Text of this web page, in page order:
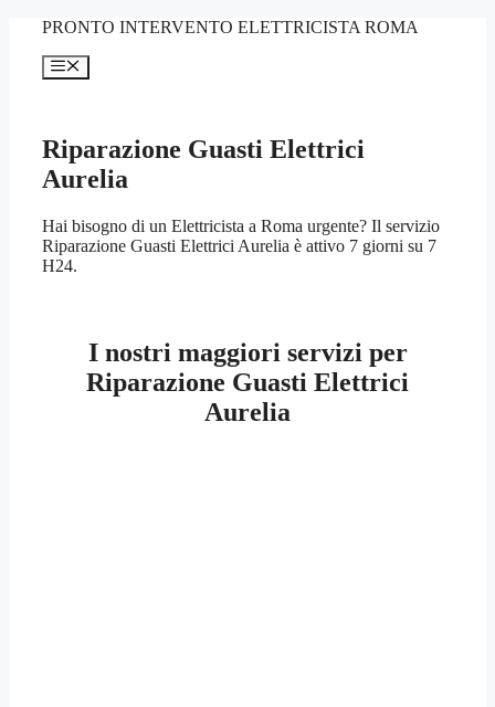
contenuto
PRONTO INTERVENTO ELETTRICISTA ROMA
Riparazione Guasti Elettrici
Aurelia
Hai bisogno di un Elettricista a Roma urgente? Il servizio
Riparazione Guasti Elettrici Aurelia è attivo 7 giorni su 7
H24.
I nostri maggiori servizi per
Riparazione Guasti Elettrici
Aurelia